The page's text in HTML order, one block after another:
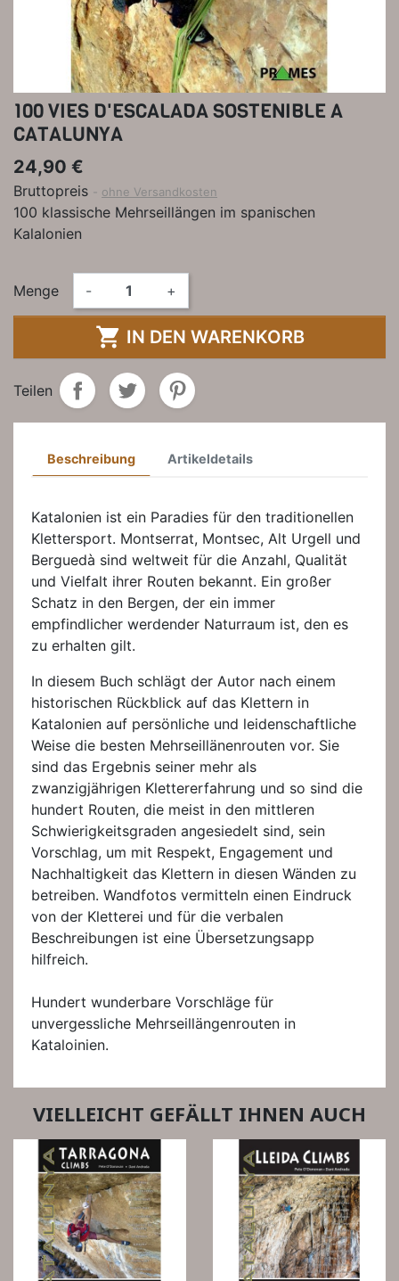
100 VIES D'ESCALADA SOSTENIBLE A
CATALUNYA
24,90 €
Bruttopreis ohne Versandkosten
100 klassische Mehrseillängen im spanischen
Kalalonien
Menge - +
 IN DEN WARENKORB
Teilen
Beschreibung Artikeldetails
Katalonien ist ein Paradies für den traditionellen
Klettersport. Montserrat, Montsec, Alt Urgell und
Berguedà sind weltweit für die Anzahl, Qualität
und Vielfalt ihrer Routen bekannt. Ein großer
Schatz in den Bergen, der ein immer
empfindlicher werdender Naturraum ist, den es
zu erhalten gilt.
In diesem Buch schlägt der Autor nach einem
historischen Rückblick auf das Klettern in
Katalonien auf persönliche und leidenschaftliche
Weise die besten Mehrseillänenrouten vor. Sie
sind das Ergebnis seiner mehr als
zwanzigjährigen Klettererfahrung und so sind die
hundert Routen, die meist in den mittleren
Schwierigkeitsgraden angesiedelt sind, sein
Vorschlag, um mit Respekt, Engagement und
Nachhaltigkeit das Klettern in diesen Wänden zu
betreiben. Wandfotos vermitteln einen Eindruck
von der Kletterei und für die verbalen
Beschreibungen ist eine Übersetzungsapp
hilfreich.
Hundert wunderbare Vorschläge für
unvergessliche Mehrseillängenrouten in
Kataloinien.
VIELLEICHT GEFÄLLT IHNEN AUCH